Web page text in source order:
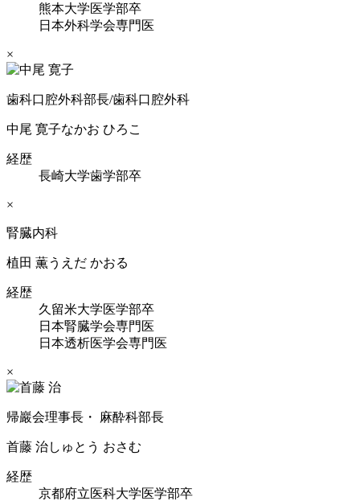
熊本大学医学部卒
日本外科学会専門医
×
歯科口腔外科部長/歯科口腔外科
中尾 寛子なかお ひろこ
経歴
長崎大学歯学部卒
×
腎臓内科
植田 薫うえだ かおる
経歴
久留米大学医学部卒
日本腎臓学会専門医
日本透析医学会専門医
×
帰巖会理事長・ 麻酔科部長
首藤 治しゅとう おさむ
経歴
京都府立医科大学医学部卒